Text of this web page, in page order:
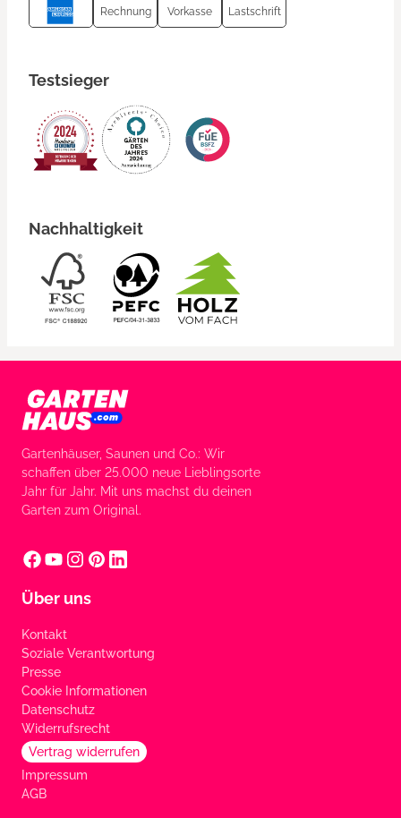
Rechnung Vorkasse Lastschrift
Testsieger
Nachhaltigkeit
Gartenhäuser, Saunen und Co.: Wir
schaffen über 25.000 neue Lieblingsorte
Jahr für Jahr. Mit uns machst du deinen
Garten zum Original.
Über uns
Kontakt
Soziale Verantwortung
Presse
Cookie Informationen
Datenschutz
Widerrufsrecht
Vertrag widerrufen
Impressum
AGB